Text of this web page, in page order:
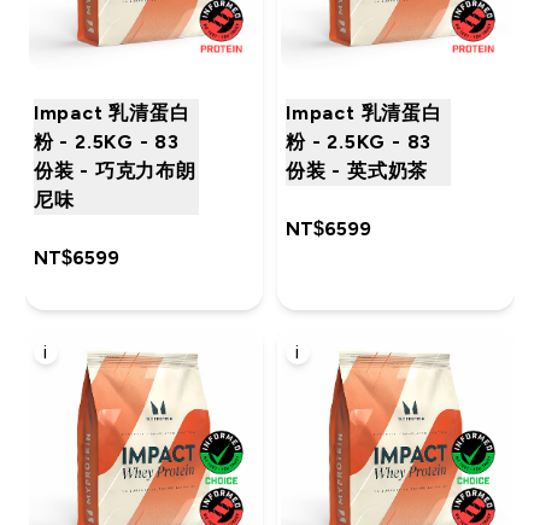
Impact 乳清蛋白
粉 - 2.5KG - 83
份装 - 巧克力布朗
尼味
NT$6599‎
Impact 乳清蛋白
粉 - 2.5KG - 83
份装 - 英式奶茶
NT$6599‎
i i